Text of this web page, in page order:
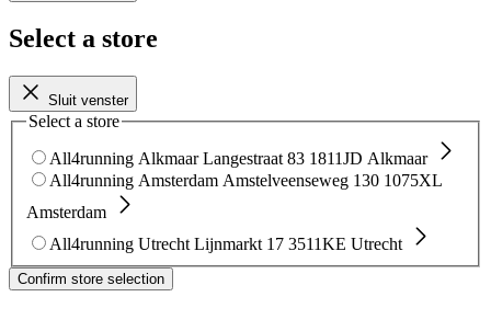
Select a store
Sluit venster
Select a store
All4running Alkmaar Langestraat 83 1811JD Alkmaar
All4running Amsterdam Amstelveenseweg 130 1075XL
Amsterdam
All4running Utrecht Lijnmarkt 17 3511KE Utrecht
Confirm store selection